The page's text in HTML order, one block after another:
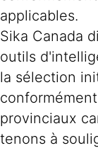
applicables.
Sika Canada
outils
la sélection
provinciaux
tenons à